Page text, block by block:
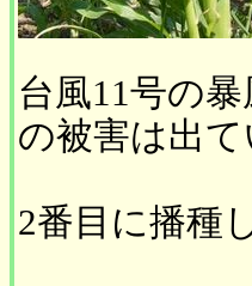
台風11号の
の被害は出て
2番目に播種